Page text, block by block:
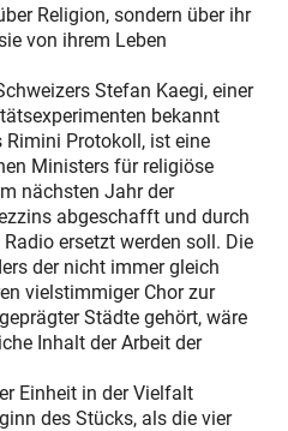
Religion, sondern über ihr
von ihrem Leben
Stefan Kaegi, einer
bekannt
Rimini Protokoll, ist eine
Ministers für religiöse
nächsten Jahr der
abgeschafft und durch
ersetzt werden soll. Die
der nicht immer gleich
vielstimmiger Chor zur
Städte gehört, wäre
Inhalt der Arbeit der
Einheit in der Vielfalt
des Stücks, als die vier